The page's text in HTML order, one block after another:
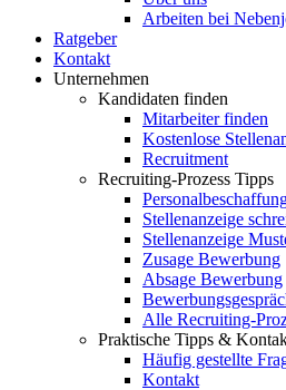
Arbeiten bei
Ratgeber
Kontakt
Unternehmen
Kandidaten finden
Mitarbeiter finden
Kostenlose
Recruitment
Recruiting-Prozess Tipps
Stellenanzeige
Stellenanzeige
Zusage Bewerbung
Absage Bewerbung
Alle Recruiting-
Praktische Tipps &
Häufig gestellte
Kontakt